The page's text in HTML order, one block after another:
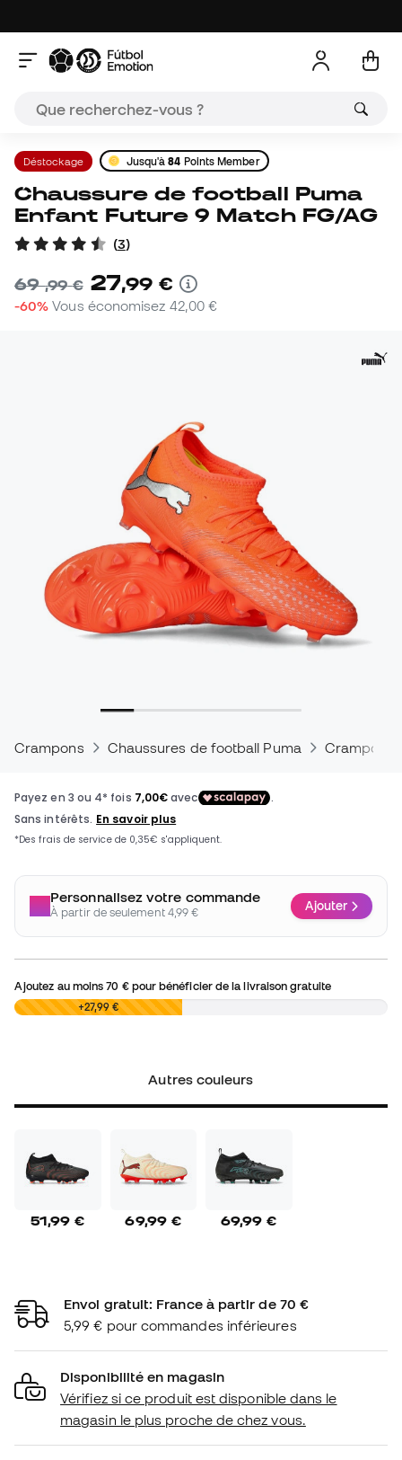
Déstockage Jusqu'à84 Points Member
Chaussure de football Puma
Enfant Future 9 Match FG/AG
(3)
69,99 € 27,99 €
-60% Vous économisez 42,00 €
Crampons Chaussures de football Puma Crampons
Personnalisez votre commande
À partir de seulement 4,99 € Ajouter
Ajoutez au moins70 €pour bénéficier de la livraison gratuite
0,00 € +27,99 €
Autres couleurs
51,99 € 69,99 € 69,99 €
Envoi gratuit: France à partir de 70 €
5,99 € pour commandes inférieures
Disponibilité en magasin
Vérifiez si ce produit est disponible dans le
magasin le plus proche de chez vous.